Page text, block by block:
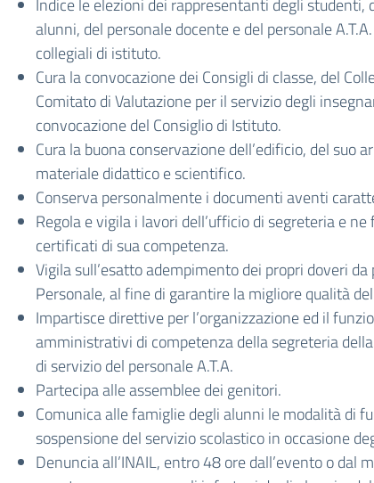
Indice le elezioni dei rappresentanti degli studenti,
alunni, del personale docente e del personale
collegiali di istituto.
Cura la convocazione dei Consigli di classe, del
Comitato di Valutazione per il servizio degli
convocazione del Consiglio di Istituto.
Cura la buona conservazione dell’edificio, del suo
materiale didattico e scientifico.
Conserva personalmente i documenti aventi
Regola e vigila i lavori dell’ufficio di segreteria e
certificati di sua competenza.
Vigila sull’esatto adempimento dei propri doveri
Personale, al fine di garantire la migliore qualità
Impartisce direttive per l’organizzazione ed il
amministrativi di competenza della segreteria
di servizio del personale A.T.A.
Partecipa alle assemblee dei genitori.
Comunica alle famiglie degli alunni le modalità di
sospensione del servizio scolastico in occasione
Denuncia all’INAIL, entro 48 ore dall’evento o dal